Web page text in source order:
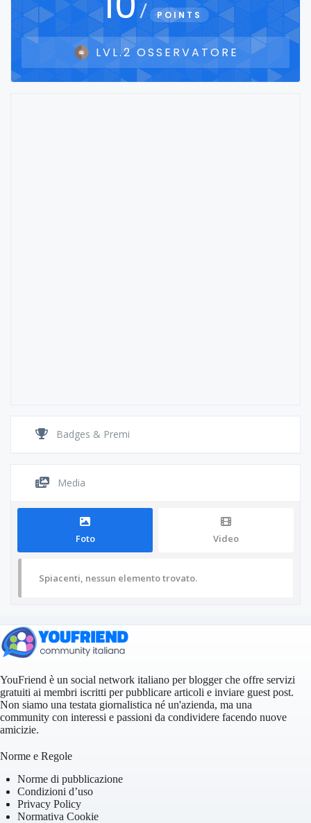
/ POINTS
LVL.2 OSSERVATORE
Badges & Premi
Media
Foto Video
Spiacenti, nessun elemento trovato.
YouFriend è un social network italiano per blogger che offre servizi
gratuiti ai membri iscritti per pubblicare articoli e inviare guest post.
Non siamo una testata giornalistica né un'azienda, ma una
community con interessi e passioni da condividere facendo nuove
amicizie.
Norme e Regole
Norme di pubblicazione
Condizioni d’uso
Privacy Policy
Normativa Cookie